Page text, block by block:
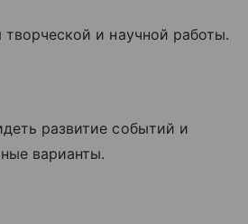
и научной работы.
развитие событий и
варианты.